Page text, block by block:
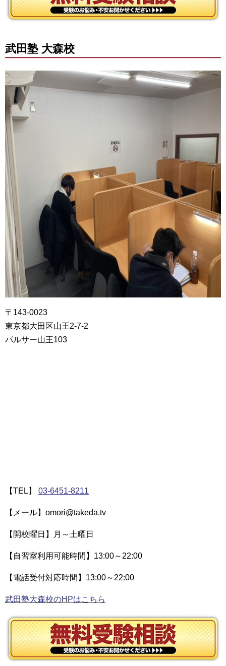
武田塾 大森校
〒143-0023
東京都大田区山王2-7-2
パルサー山王103
【TEL】 03-6451-8211
【メール】omori@takeda.tv
【開校曜日】月～土曜日
【自習室利用可能時間】13:00～22:00
【電話受付対応時間】13:00～22:00
武田塾大森校のHPはこちら